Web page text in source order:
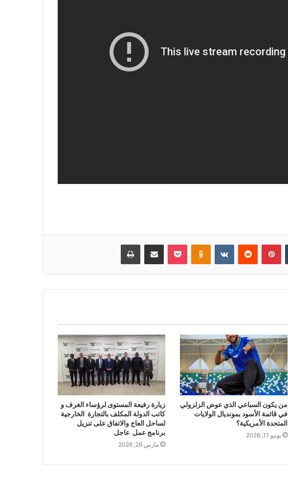
بينتيريست Odnoklassniki
بوكيت مشاركة عبر البريد طباعة
من يكون السباعي الذي عوض الزلزولي
في قائمة الأسود بمونديال الولايات
المتحدة الأمريكية؟
يونيو 11, 2026
زيارة رفيعة المستوى لرؤساء الغرف و
كاتب الدولة المكلف بالتجارة الخارجية
لساحل العاج والاتفاق على تنزيل
برنامج عمل عاجل
مارس 26, 2026